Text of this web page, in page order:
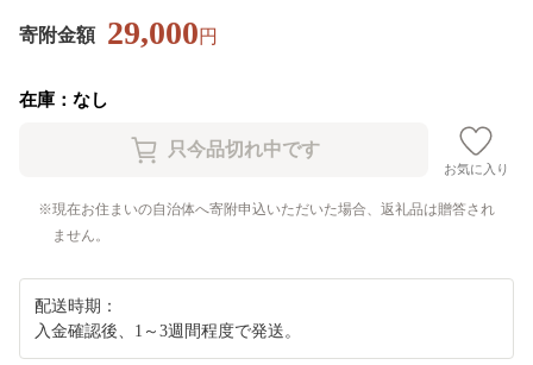
寄附金額 29,000円
在庫：なし
お気に入り
現在お住まいの自治体へ寄附申込いただいた場合、返礼品は贈答され
ません。
配送時期：
入金確認後、1～3週間程度で発送。